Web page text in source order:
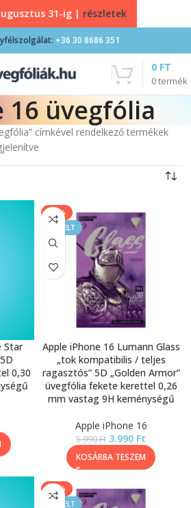
+36 30 8686 351
0termék
0 FT
16 üvegfólia
címkével rendelkező termékek
Star
0,30
-33%
KIEMELT
Apple iPhone 16 Lumann Glass
„tok kompatibilis / teljes
ragasztós” 5D „Golden Armor”
üvegfólia fekete kerettel 0,26
mm vastag 9H keménységű
Apple iPhone 16
5.990Ft 3.990 Ft
KOSÁRBA TESZEM
-33%
KIEMELT
31-ig | részletek